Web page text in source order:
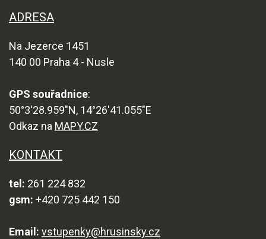
ADRESA
Na Jezerce 1451
140 00 Praha 4 - Nusle
GPS souřadnice:
50°3'28.959"N, 14°26'41.055"E
Odkaz na MAPY.CZ
KONTAKT
tel: 261 224 832
gsm: +420 725 442 150
Email: vstupenky@hrusinsky.cz